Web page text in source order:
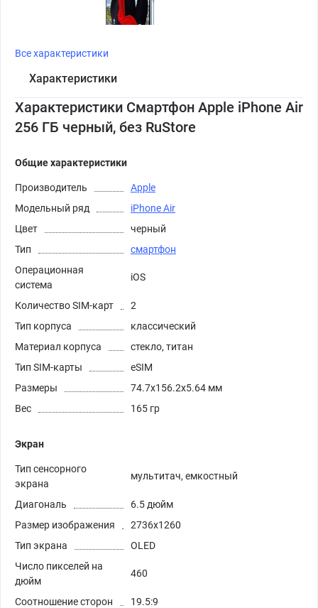
Все характеристики
Характеристики
Характеристики Смартфон Apple iPhone Air
256 ГБ черный, без RuStore
Общие характеристики
Производитель
Apple
Модельный ряд
iPhone Air
Цвет
черный
Тип
смартфон
Операционная
система
iOS
Количество SIM-карт
2
Тип корпуса
классический
Материал корпуса
стекло, титан
Тип SIM-карты
eSIM
Размеры
74.7x156.2x5.64 мм
Вес
165 гр
Экран
Тип сенсорного
экрана
мультитач, емкостный
Диагональ
6.5 дюйм
Размер изображения
2736x1260
Тип экрана
OLED
Число пикселей на
дюйм
460
Соотношение сторон
19.5:9